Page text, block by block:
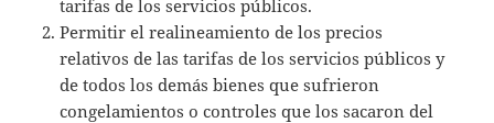
tarifas de los servicios públicos.
Permitir el realineamiento de los precios
relativos de las tarifas de los servicios públicos y
de todos los demás bienes que sufrieron
congelamientos o controles que los sacaron del